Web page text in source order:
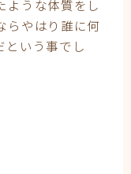
ような体質をし
らやはり誰に何
という事でし